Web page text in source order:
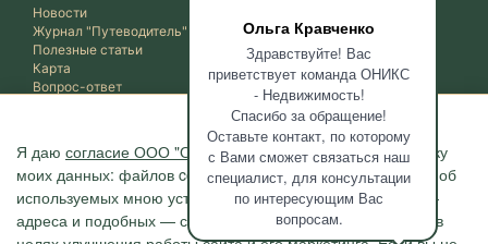
Ольга Кравченко
Здравствуйте! Вас
приветствует команда ОНИКС
- Недвижимость!
Спасибо за обращение!
Оставьте контакт, по которому
с Вами сможет связаться наш
специалист, для консультации
по интересующим Вас
вопросам.
Я даю согласие ООО "ОНИКС-Недвижимость"на обработку
моих данных: файлов cookie, сведений о моих действиях, об
используемых мною устройствах, даты и время сессии, IP-
адреса и подобных — с помощью метрических программ в
Новости
Журнал "Путеводитель"
Полезные статьи
Карта
Вопрос-ответ